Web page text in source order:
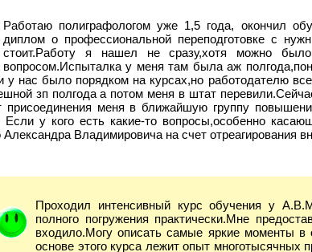
Работаю полиграфологом уже 1,5 года, окончил
диплом о профессиональной переподготовке с
стоит.Работу я нашел не сразу,хотя можно
вопросом.Испыталка у меня там была аж
у нас было порядком на курсах,но работодателю
зп полгода а потом меня в штат
присоединения меня в ближайшую группу
Если у кого есть какие-то вопросы,особенно
Александра Владимировича на счет отреагирования
Проходил интенсивный курс обучения у
полного погружения практически.Мне
входило.Могу описать самые яркие моменты
основе этого курса лежит опыт